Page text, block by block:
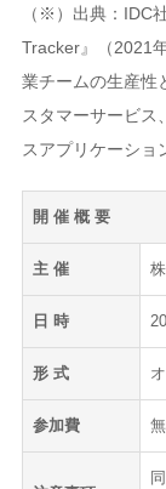
（※）出典：IDC
Tracker』（2021
業チームの生産性
スタマーサービス
スアプリケーショ
開 催 概 要
主 催
日 時
形 式
参加費